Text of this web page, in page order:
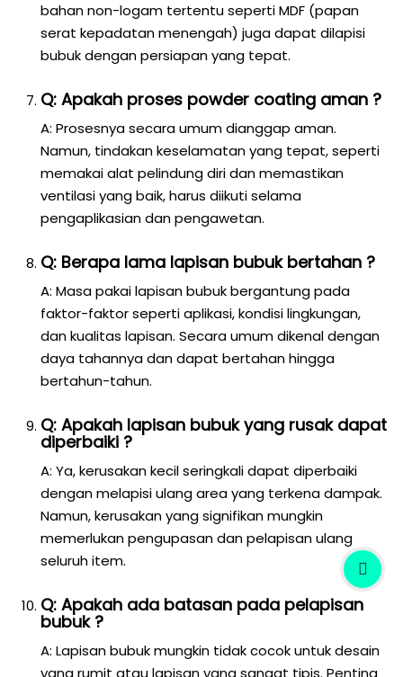
bahan non-logam tertentu seperti MDF (papan
serat kepadatan menengah) juga dapat dilapisi
bubuk dengan persiapan yang tepat.
Q: Apakah proses powder coating aman ?
A: Prosesnya secara umum dianggap aman.
Namun, tindakan keselamatan yang tepat, seperti
memakai alat pelindung diri dan memastikan
ventilasi yang baik, harus diikuti selama
pengaplikasian dan pengawetan.
Q: Berapa lama lapisan bubuk bertahan ?
A: Masa pakai lapisan bubuk bergantung pada
faktor-faktor seperti aplikasi, kondisi lingkungan,
dan kualitas lapisan. Secara umum dikenal dengan
daya tahannya dan dapat bertahan hingga
bertahun-tahun.
Q: Apakah lapisan bubuk yang rusak dapat
diperbaiki ?
A: Ya, kerusakan kecil seringkali dapat diperbaiki
dengan melapisi ulang area yang terkena dampak.
Namun, kerusakan yang signifikan mungkin
memerlukan pengupasan dan pelapisan ulang
seluruh item.
Q: Apakah ada batasan pada pelapisan
bubuk ?
A: Lapisan bubuk mungkin tidak cocok untuk desain
yang rumit atau lapisan yang sangat tipis. Penting